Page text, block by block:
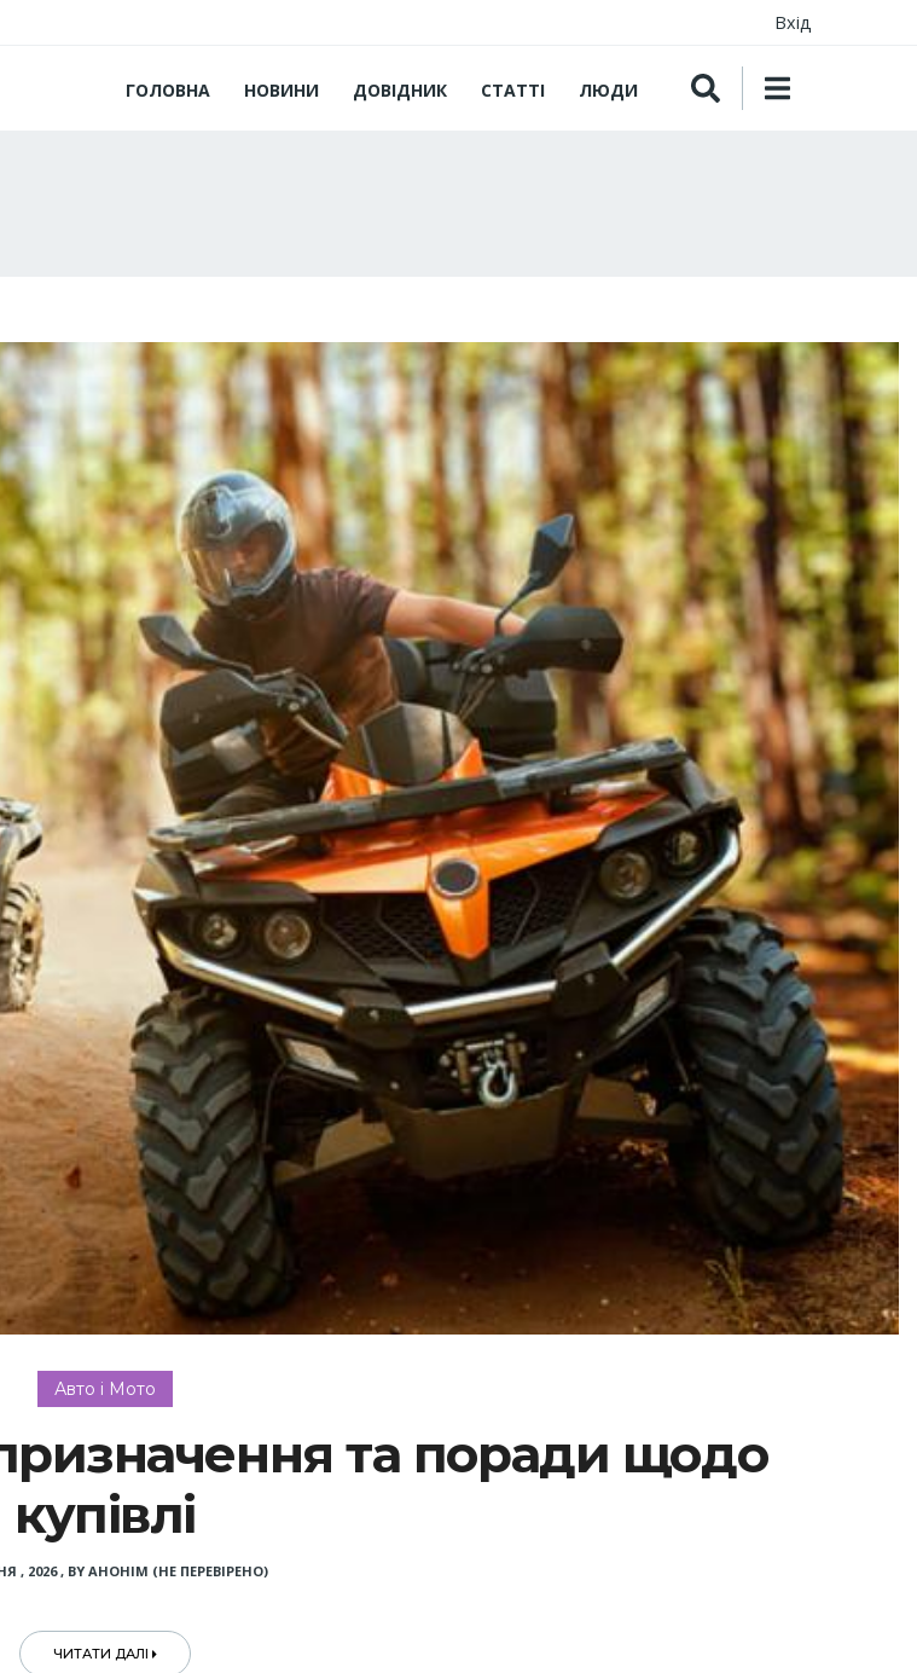
Вхід
ГОЛОВНА НОВИНИ ДОВІДНИК СТАТТІ ЛЮДИ
Авто і Мото
та поради щодо
купівлі
, 2026, BY АНОНІМ (НЕ ПЕРЕВІРЕНО)
ЧИТАТИ ДАЛІ